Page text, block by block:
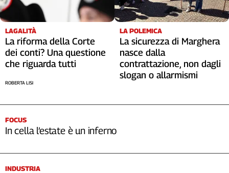
Contatti
redazione
Newsletter
LAGALITÀ
La riforma della Corte
dei conti? Una questione
che riguarda tutti
ROBERTA LISI
LA POLEMICA
La sicurezza di Marghera
nasce dalla
contrattazione, non dagli
slogan o allarmismi
FOCUS
In cella l’estate è un inferno
INDUSTRIA